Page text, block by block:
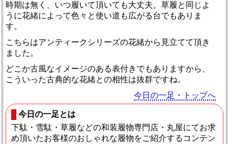
時期は無く、いつ履いて頂いても大丈夫。草履と同じよ
うに花緒によって色々と使い道も広がる台でもありま
す。
こちらはアンティークシリーズの花緒から見立てて頂き
ました。
どこか古風なイメージのある表付きでもありますから、
こういった古典的な花緒との相性は抜群ですね。
今日の一足・トップへ
今日の一足とは
下駄・雪駄・草履などの和装履物専門店・丸屋にてお求
め頂いたお客様のおしゃれな履物をご紹介するコンテン